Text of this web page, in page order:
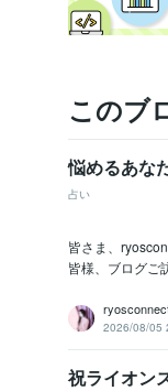
このブ
悩めるあな
占い
皆さま、
皆様、ブログご
2026/08/05
祝ライオン